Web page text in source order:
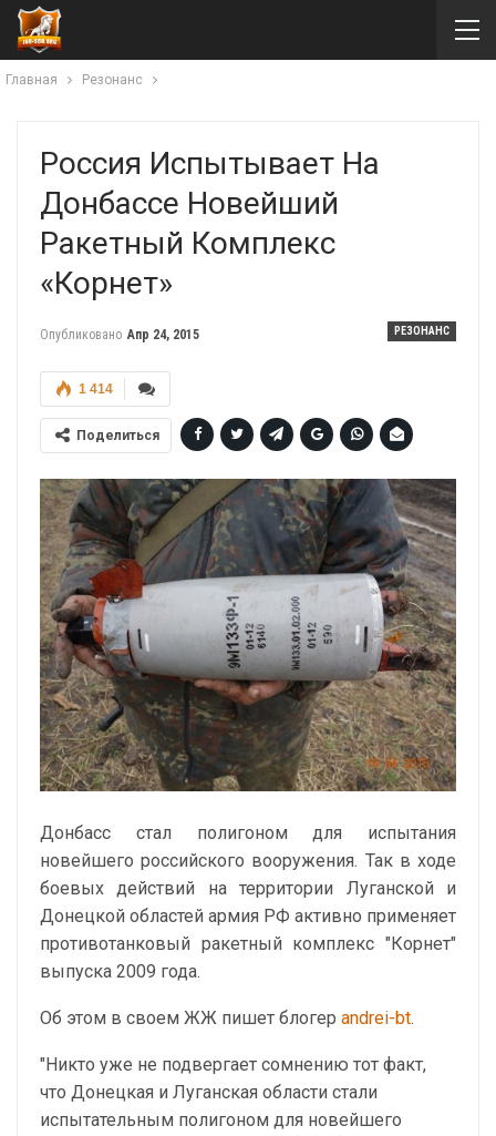
Главная Резонанс
Россия Испытывает На
Донбассе Новейший
Ракетный Комплекс
«Корнет»
РЕЗОНАНС
Опубликовано Апр 24, 2015
1 414
Поделиться
Донбасс стал полигоном для испытания
новейшего российского вооружения. Так в ходе
боевых действий на территории Луганской и
Донецкой областей армия РФ активно применяет
противотанковый ракетный комплекс "Корнет"
выпуска 2009 года.
Об этом в своем ЖЖ пишет блогер andrei-bt.
"Никто уже не подвергает сомнению тот факт,
что Донецкая и Луганская области стали
испытательным полигоном для новейшего